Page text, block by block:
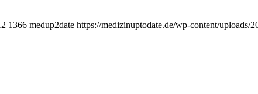
1366 medup2date https://medizinuptodate.de/wp-content/